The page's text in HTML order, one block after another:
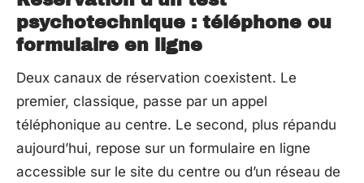
psychotechnique : téléphone ou
formulaire en ligne
Deux canaux de réservation coexistent. Le
premier, classique, passe par un appel
téléphonique au centre. Le second, plus répandu
aujourd’hui, repose sur un formulaire en ligne
accessible sur le site du centre ou d’un réseau de